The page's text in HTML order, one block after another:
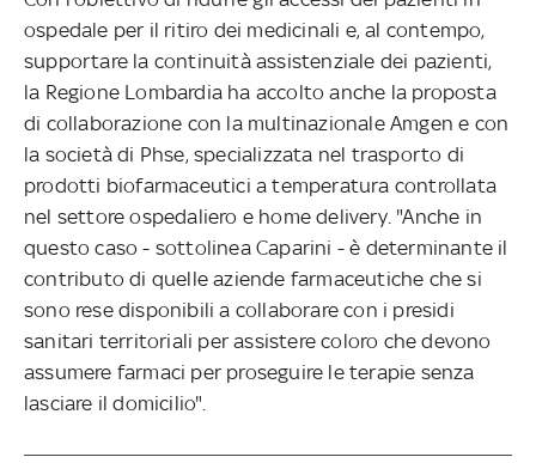
ospedale per il ritiro dei medicinali e, al contempo,
supportare la continuità assistenziale dei pazienti,
la Regione Lombardia ha accolto anche la proposta
di collaborazione con la multinazionale Amgen e con
la società di Phse, specializzata nel trasporto di
prodotti biofarmaceutici a temperatura controllata
nel settore ospedaliero e home delivery. "Anche in
questo caso - sottolinea Caparini - è determinante il
contributo di quelle aziende farmaceutiche che si
sono rese disponibili a collaborare con i presidi
sanitari territoriali per assistere coloro che devono
assumere farmaci per proseguire le terapie senza
lasciare il domicilio".